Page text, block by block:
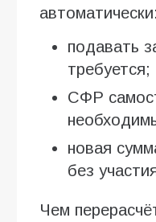
автоматически:
подавать
требуется;
СФР
новая
без
Чем